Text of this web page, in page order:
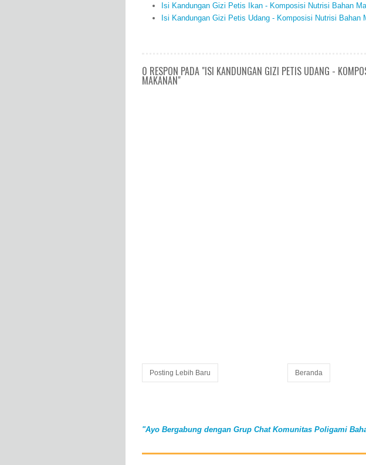
Isi Kandungan Gizi Petis Ikan - Komposisi Nutrisi Bahan
Isi Kandungan Gizi Petis Udang - Komposisi Nutrisi Bahan
0 RESPON PADA "ISI KANDUNGAN GIZI PETIS UDANG -
MAKANAN"
Posting Lebih Baru Beranda
"Ayo Bergabung dengan Grup Chat Komunitas Poligami